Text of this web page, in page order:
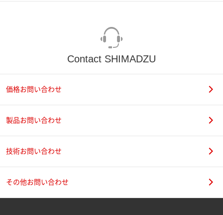
Contact SHIMADZU
価格お問い合わせ
製品お問い合わせ
技術お問い合わせ
その他お問い合わせ